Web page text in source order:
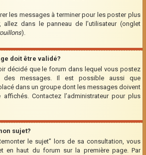
les messages à terminer pour les poster plus
allez dans le panneau de l’utilisateur (onglet
).
doit être validé?
décidé que le forum dans lequel vous postez
des messages. Il est possible aussi que
dans un groupe dont les messages doivent
affichés. Contactez l’administrateur pour plus
sujet?
le sujet” lors de sa consultation, vous
en haut du forum sur la première page. Par